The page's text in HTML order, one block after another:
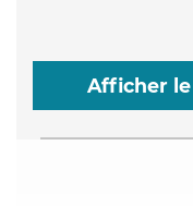
Afficher